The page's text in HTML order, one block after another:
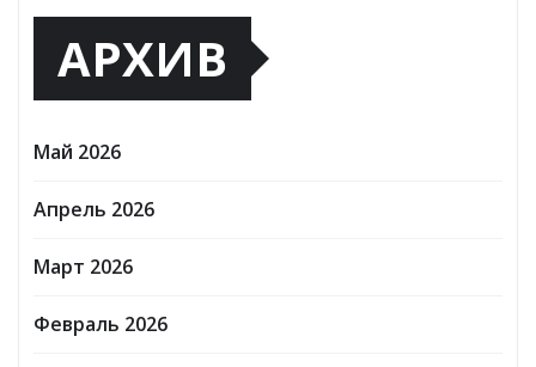
АРХИВ
Май 2026
Апрель 2026
Март 2026
Февраль 2026